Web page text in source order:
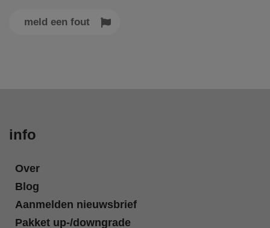
meld een fout
info
Over
Blog
Aanmelden nieuwsbrief
Pakket up-/downgrade